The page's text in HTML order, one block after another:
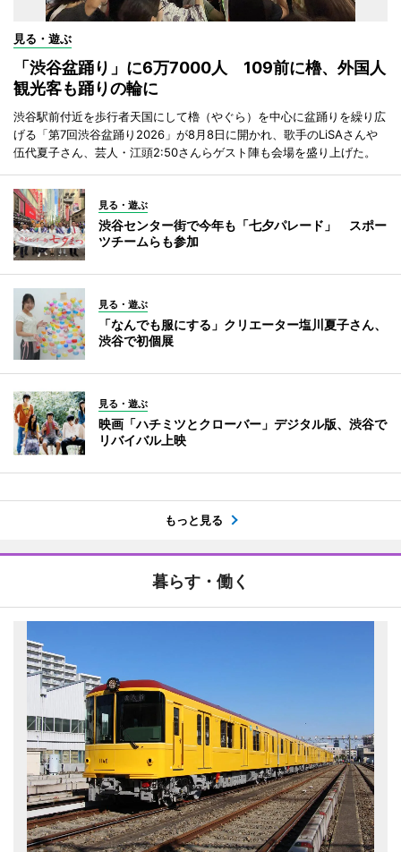
見る・遊ぶ
「渋谷盆踊り」に6万7000人 109前に櫓、外国人
観光客も踊りの輪に
渋谷駅前付近を歩行者天国にして櫓（やぐら）を中心に盆踊りを繰り広
げる「第7回渋谷盆踊り2026」が8月8日に開かれ、歌手のLiSAさんや
伍代夏子さん、芸人・江頭2:50さんらゲスト陣も会場を盛り上げた。
見る・遊ぶ
渋谷センター街で今年も「七夕パレード」 スポー
ツチームらも参加
見る・遊ぶ
「なんでも服にする」クリエーター塩川夏子さん、
渋谷で初個展
見る・遊ぶ
映画「ハチミツとクローバー」デジタル版、渋谷で
リバイバル上映
もっと見る
暮らす・働く